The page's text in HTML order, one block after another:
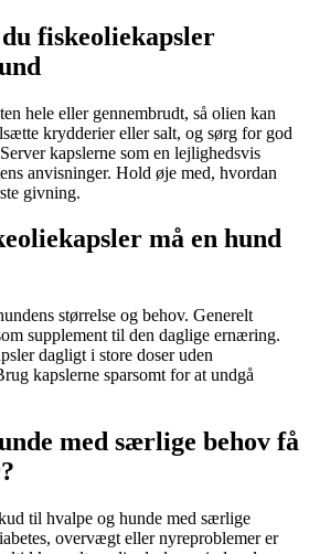
fiskeoliekapsler
hele eller gennembrudt, så olien kan
krydderier eller salt, og sørg for god
kapslerne som en lejlighedsvis
anvisninger. Hold øje med, hvordan
givning.
må en hund
størrelse og behov. Generelt
supplement til den daglige ernæring.
dagligt i store doser uden
kapslerne sparsomt for at undgå
med særlige behov få
til hvalpe og hunde med særlige
overvægt eller nyreproblemer er